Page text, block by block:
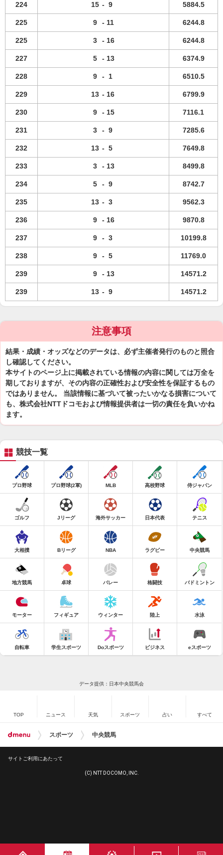
224 15 - 9 5884.5
225 9 - 11 6244.8
225 3 - 16 6244.8
227 5 - 13 6374.9
228 9 - 1 6510.5
229 13 - 16 6799.9
230 9 - 15 7116.1
231 3 - 9 7285.6
232 13 - 5 7649.8
233 3 - 13 8499.8
234 5 - 9 8742.7
235 13 - 3 9562.3
236 9 - 16 9870.8
237 9 - 3 10199.8
238 9 - 5 11769.0
239 9 - 13 14571.2
239 13 - 9 14571.2
注意事項
結果・成績・オッズなどのデータは、必ず主催者発行のものと照合
し確認してください。
本サイトのページ上に掲載されている情報の内容に関しては万全を
期しておりますが、その内容の正確性および安全性を保証するもの
ではありません。 当該情報に基づいて被ったいかなる損害について
も、株式会社NTTドコモおよび情報提供者は一切の責任を負いかね
ます。
競技一覧
プロ野球 プロ野球(2軍) MLB 高校野球 侍ジャパン
ゴルフ Jリーグ 海外サッカー 日本代表 テニス
大相撲 Bリーグ NBA ラグビー 中央競馬
地方競馬 卓球 バレー 格闘技 バドミントン
モーター フィギュア ウィンター 陸上 水泳
自転車 学生スポーツ Doスポーツ ビジネス eスポーツ
データ提供：日本中央競馬会
TOP ニュース 天気 スポーツ 占い すべて
スポーツ 中央競馬
サイトご利用にあたって
(C) NTT DOCOMO, INC.